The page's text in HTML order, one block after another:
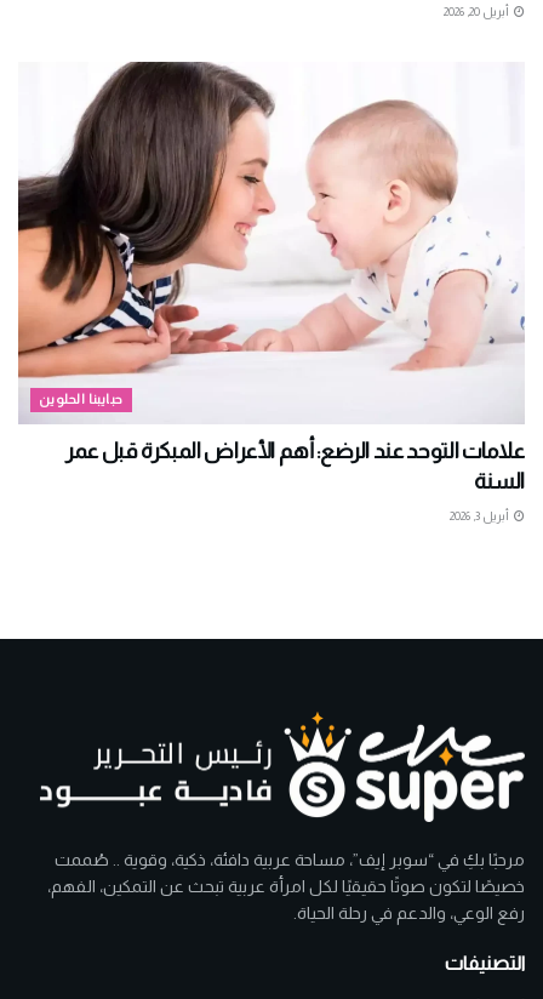
أبريل 20, 2026
حبايبنا الحلوين
علامات التوحد عند الرضع: أهم الأعراض المبكرة قبل عمر
السنة
أبريل 3, 2026
مرحبًا بكِ في “سوبر إيف”، مساحة عربية دافئة، ذكية، وقوية .. صُممت
خصيصًا لتكون صوتًا حقيقيًا لكل امرأة عربية تبحث عن التمكين، الفهم،
رفع الوعي، والدعم في رحلة الحياة.
التصنيفات